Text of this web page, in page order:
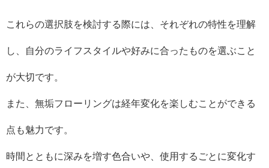
これらの選択肢を検討する際には、それぞれの特性を理解
し、自分のライフスタイルや好みに合ったものを選ぶこと
が大切です。
また、無垢フローリングは経年変化を楽しむことができる
点も魅力です。
時間とともに深みを増す色合いや、使用するごとに変化す